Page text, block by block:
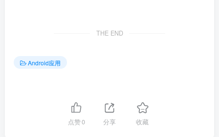
THE END
Android应用
点赞0 分享 收藏